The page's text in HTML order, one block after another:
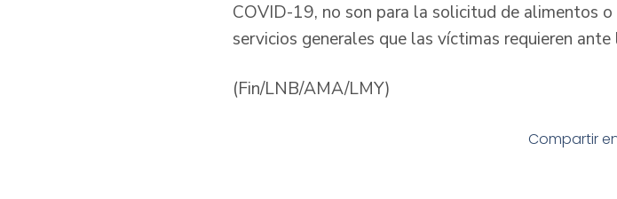
COVID-19, no son para la solicitud de alimentos
servicios generales que las víctimas requieren ante
(Fin/LNB/AMA/LMY)
Compartir